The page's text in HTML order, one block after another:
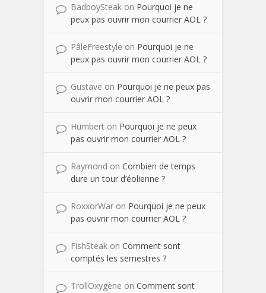
BadboySteak on Pourquoi je ne
peux pas ouvrir mon courrier AOL ?
PâleFreestyle on Pourquoi je ne
peux pas ouvrir mon courrier AOL ?
Gustave on Pourquoi je ne peux pas
ouvrir mon courrier AOL ?
Humbert on Pourquoi je ne peux
pas ouvrir mon courrier AOL ?
Raymond on Combien de temps
dure un tour d’éolienne ?
RoxxorWar on Pourquoi je ne peux
pas ouvrir mon courrier AOL ?
FishSteak on Comment sont
comptés les semestres ?
TrollOxygène on Comment sont